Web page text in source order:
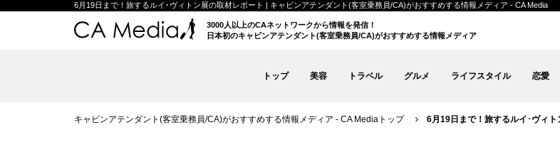
6月19日まで！旅するルイ･ヴィトン展の取材レポート | キャビンアテンダント(客室乗務員/CA)がおすすめする情報メディア - CA Media
3000人以上のCAネットワークから情報を発信！
日本初のキャビンアテンダント(客室乗務員/CA)がおすすめする情報メディア
トップ 美容 トラベル グルメ ライフスタイル 恋愛
キャビンアテンダント(客室乗務員/CA)がおすすめする情報メディア - CA Mediaトップ 6月19日まで！旅するルイ･ヴィト